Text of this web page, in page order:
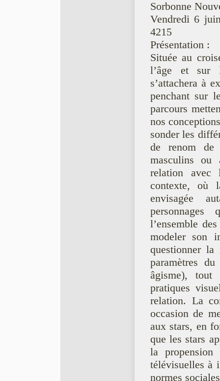
Sorbonne
Vendredi 6
4215
Présentation :
Située au
l’âge et sur
s’attachera à
penchant sur
parcours
nos
sonder les
de renom de
masculins ou
relation avec
contexte, où
envisagée
l’ensemble
modeler son
questionner
paramètres
âgisme), tout
pratiques
relation. La
occasion de
aux stars, en
que les stars
la propension
télévisuelles à
normes